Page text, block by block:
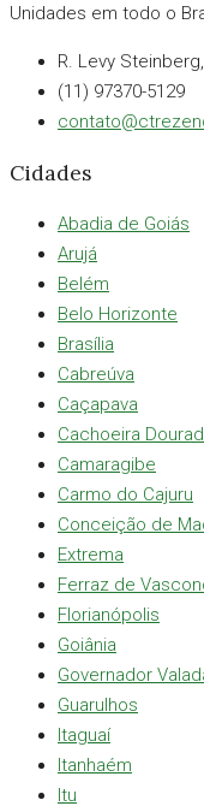
Unidades em todo o
R. Levy
(11) 97370-5129
Cidades
Abadia de Goiás
Arujá
Belém
Belo Horizonte
Brasília
Cabreúva
Caçapava
Cachoeira
Camaragibe
Carmo do Cajuru
Conceição de
Extrema
Ferraz de
Florianópolis
Goiânia
Governador
Guarulhos
Itaguaí
Itanhaém
Itu